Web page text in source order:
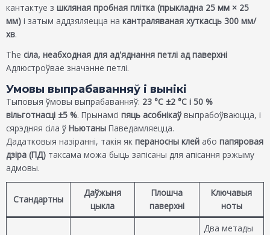
кантактуе з шкляная пробная плітка (прыкладна 25 мм × 25
мм) і затым аддзяляецца на кантраляваная хуткасць 300 мм/
хв.
The сіла, неабходная для ад'яднання петлі ад паверхні
Адлюстроўвае значэнне петлі.
Умовы выпрабаванняў і вынікі
Тыповыя ўмовы выпрабаванняў: 23 °C ±2 °C і 50 %
вільготнасці ±5 %. Прынамсі пяць асобнікаўвыпрабоўваюцца, і
сярэдняя сіла ў Ньютаны Паведамляецца.
Дадатковыя назіранні, такія як пераносны клей або папяровая
дзіра (ПД) таксама можа быць запісаны для апісання рэжыму
адмовы.
Стандартны
Даўжыня
цыкла
Плошча
паверхні
Ключавыя
ноты
Два метады